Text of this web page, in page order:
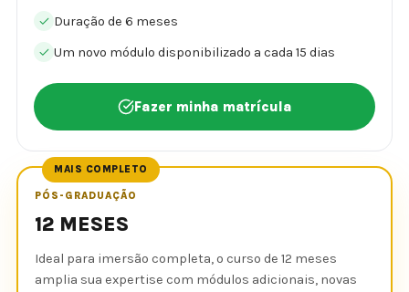
Duração de 6 meses
Um novo módulo disponibilizado a cada 15 dias
Fazer minha matrícula
MAIS COMPLETO
PÓS-GRADUAÇÃO
12 MESES
Ideal para imersão completa, o curso de 12 meses
amplia sua expertise com módulos adicionais, novas